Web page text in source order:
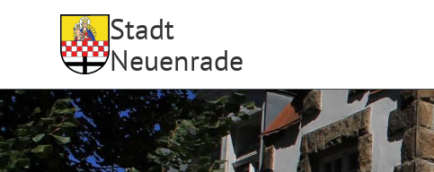
Stadt
Neuenrade